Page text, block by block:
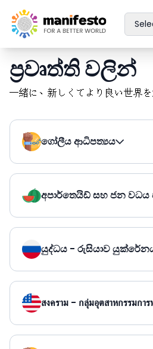
Your Company
ප්‍රවෘත්ති වලින්
一緒に、新しくてより良い世界を
ගෝලීය ආධිපත්‍යය
අපාර්තෙයිඩ් සහ ජන
යුද්ධය - රුසියාව
สงคราม - กลุ่มอุตสาหกรรมการ